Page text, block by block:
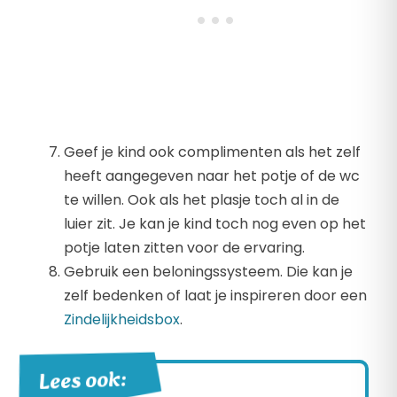
Geef je kind ook complimenten als het zelf
heeft aangegeven naar het potje of de wc
te willen. Ook als het plasje toch al in de
luier zit. Je kan je kind toch nog even op het
potje laten zitten voor de ervaring.
Gebruik een beloningssysteem. Die kan je
zelf bedenken of laat je inspireren door een
Zindelijkheidsbox.
Lees ook: